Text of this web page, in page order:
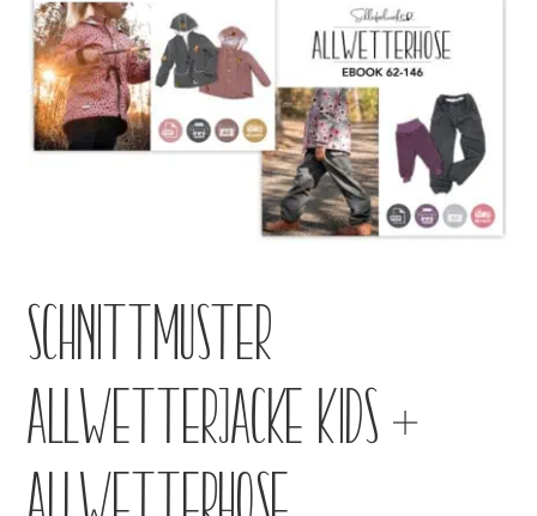
Kontakt
Schnittmuster
Allwetterjacke Kids +